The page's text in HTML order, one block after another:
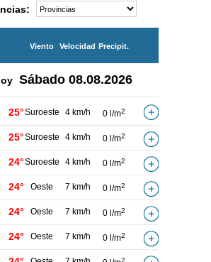
Viento Velocidad Precipit.
Sábado 08.08.2026
25°Suroeste 4 km/h 0 l/m2
25°Suroeste 4 km/h 0 l/m2
24°Suroeste 4 km/h 0 l/m2
24° Oeste 7 km/h 0 l/m2
24° Oeste 7 km/h 0 l/m2
24° Oeste 7 km/h 0 l/m2